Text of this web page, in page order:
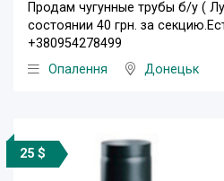
Продам чугунные трубы б/у (
состоянии 40 грн. за
+380954278499
Опалення
Донецьк
25 $